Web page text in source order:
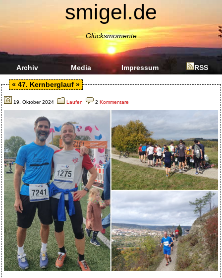
smigel.de
Glücksmomente
Archiv Media Impressum RSS
« 47. Kernberglauf »
19. Oktober 2024 Laufen 2 Kommentare